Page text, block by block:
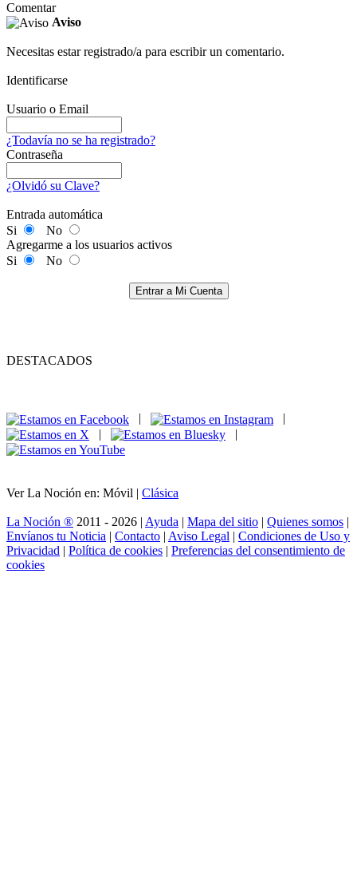
Comentar
Aviso
Necesitas estar registrado/a para escribir un comentario.
Identificarse
Usuario o Email
¿Todavía no se ha registrado?
Contraseña
¿Olvidó su Clave?
Entrada automática
Si
No
Agregarme a los usuarios activos
Si
No
Entrar a Mi Cuenta
DESTACADOS
|
|
Ver La Noción en: Móvil | Clásica
La Noción ® 2011 - 2026 | Ayuda | Mapa del sitio | Quienes somos |
Envíanos tu Noticia | Contacto | Aviso Legal | Condiciones de Uso y
Privacidad | Política de cookies | Preferencias del consentimiento de
cookies